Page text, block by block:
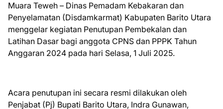
Muara Teweh – Dinas Pemadam Kebakaran dan
Penyelamatan (Disdamkarmat) Kabupaten Barito Utara
menggelar kegiatan Penutupan Pembekalan dan
Latihan Dasar bagi anggota CPNS dan PPPK Tahun
Anggaran 2024 pada hari Selasa, 1 Juli 2025.
Acara penutupan ini secara resmi dilakukan oleh
Penjabat (Pj) Bupati Barito Utara, Indra Gunawan,